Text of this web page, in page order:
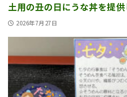
土用の丑の日にうな丼を提
2026年7月27日